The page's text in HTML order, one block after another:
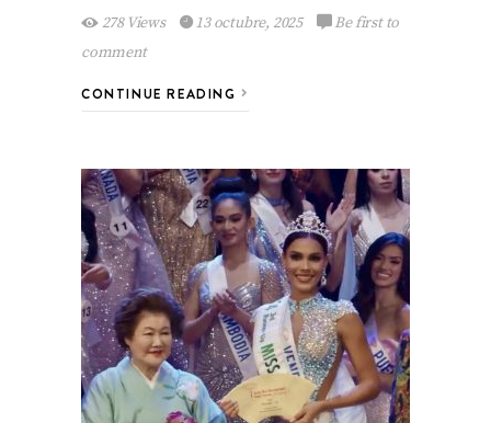
278 Views 13 octubre, 2025
Be first to
comment
CONTINUE READING